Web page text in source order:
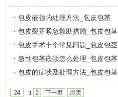
包皮嵌顿的处理方法_包皮包茎
包皮裂开紧急救助措施_包皮包茎
包皮手术十个常见问题_包皮包茎
急性包茎嵌顿怎么处理_包皮包茎
包皮的症状及处理方法_包皮包茎
24 1 2 下一页 尾页